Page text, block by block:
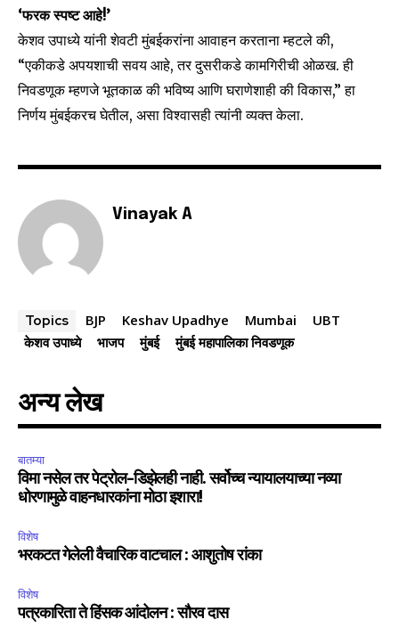
I've read and accept the
6,300
Fans
32,111
Followers
75
Followers
‘फरक स्पष्ट आहे!’
केशव उपाध्ये यांनी शेवटी मुंबईकरांना आवाहन करताना म्हटले की,
“एकीकडे अपयशाची सवय आहे, तर दुसरीकडे कामगिरीची ओळख. ही
निवडणूक म्हणजे भूतकाळ की भविष्य आणि घराणेशाही की विकास,” हा
निर्णय मुंबईकरच घेतील, असा विश्वासही त्यांनी व्यक्त केला.
Vinayak A
Topics BJP Keshav Upadhye Mumbai
UBT
केशव उपाध्ये
भाजप मुंबई मुंबई महापालिका निवडणूक
अन्य लेख
बातम्या
विमा नसेल तर पेट्रोल-डिझेलही नाही. सर्वोच्च न्यायालयाच्या नव्या
धोरणामुळे वाहनधारकांना मोठा इशारा!
विशेष
भरकटत गेलेली वैचारिक वाटचाल : आशुतोष रांका
विशेष
पत्रकारिता ते हिंसक आंदोलन : सौरव दास